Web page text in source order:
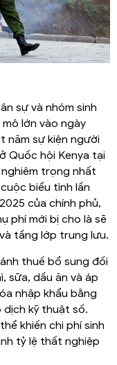
sự và nhóm sinh
lớn vào ngày
năm sự kiện người
Quốc hội Kenya tại
trọng nhất
biểu tình lần
của chính phủ,
phí mới bị cho là sẽ
tầng lớp trung lưu.
thuế bổ sung đối
sữa, dầu ăn và áp
nhập khẩu bằng
dịch kỹ thuật số.
khiến chi phí sinh
tỷ lệ thất nghiệp